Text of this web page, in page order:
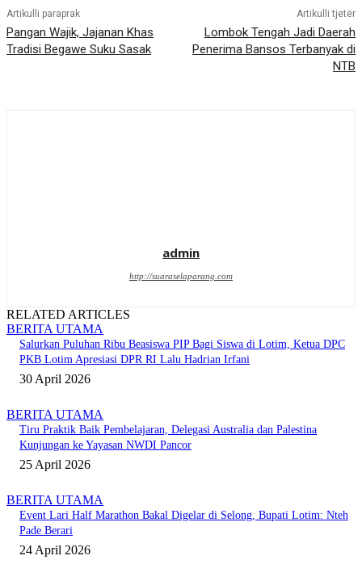
Artikulli paraprak
Pangan Wajik, Jajanan Khas
Tradisi Begawe Suku Sasak
Artikulli tjetër
Lombok Tengah Jadi Daerah
Penerima Bansos Terbanyak di
NTB
admin
http://suaraselaparang.com
RELATED ARTICLES
BERITA UTAMA
Salurkan Puluhan Ribu Beasiswa PIP Bagi Siswa di Lotim, Ketua DPC
PKB Lotim Apresiasi DPR RI Lalu Hadrian Irfani
30 April 2026
BERITA UTAMA
Tiru Praktik Baik Pembelajaran, Delegasi Australia dan Palestina
Kunjungan ke Yayasan NWDI Pancor
25 April 2026
BERITA UTAMA
Event Lari Half Marathon Bakal Digelar di Selong, Bupati Lotim: Nteh
Pade Berari
24 April 2026